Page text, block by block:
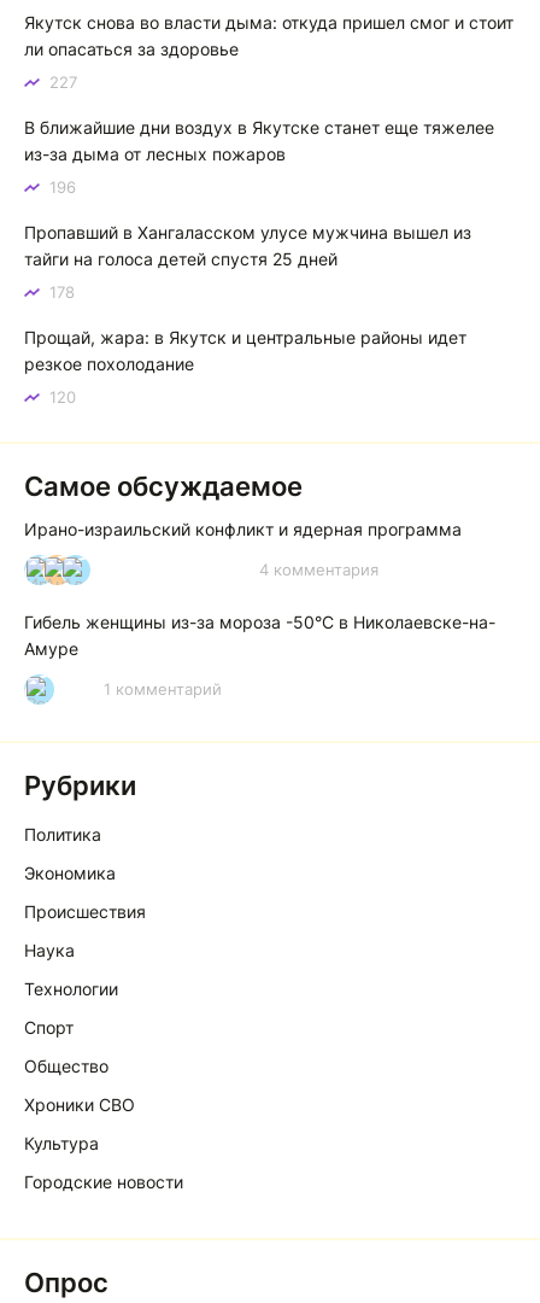
К
Котя злой
Зной в Сибири, тем более в Якутске. Никакой это не
тем более говорить не приходиться. Не зря даже в
песнях поют…
Якутск снова во власти дыма: откуда пришел смог и стоит
ли опасаться за здоровье
227
В ближайшие дни воздух в Якутске станет еще тяжелее
из-за дыма от лесных пожаров
196
Пропавший в Хангаласском улусе мужчина вышел из
тайги на голоса детей спустя 25 дней
178
Прощай, жара: в Якутск и центральные районы идет
резкое похолодание
120
Самое обсуждаемое
Ирано-израильский конфликт и ядерная программа
И А А 4 комментария
Гибель женщины из-за мороза -50°C в Николаевске-на-
Амуре
Р 1 комментарий
Рубрики
Политика
Экономика
Происшествия
Наука
Технологии
Спорт
Общество
Хроники СВО
Культура
Городские новости
Опрос